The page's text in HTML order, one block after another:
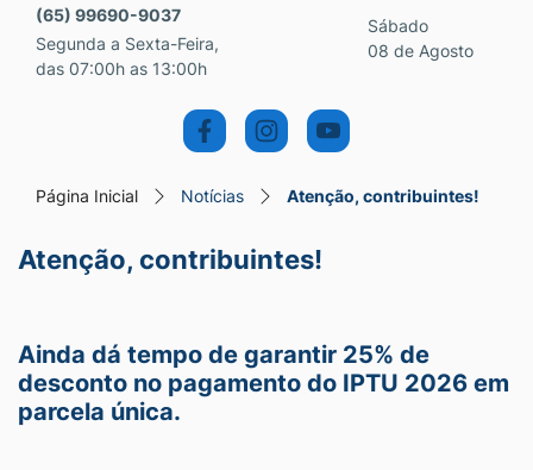
(65) 99690-9037
Segunda a Sexta-Feira,
das 07:00h as 13:00h
Sábado
08 de Agosto
Página Inicial Notícias Atenção, contribuintes!
Atenção, contribuintes!
Ainda dá tempo de garantir 25% de
desconto no pagamento do IPTU 2026 em
parcela única.